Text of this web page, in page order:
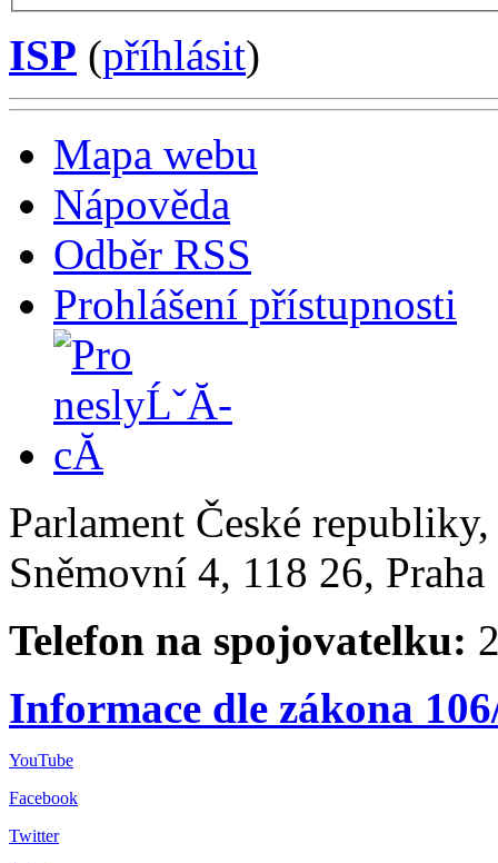
ISP (příhlásit)
Mapa webu
Nápověda
Odběr RSS
Prohlášení přístupnosti
Parlament České
Sněmovní 4, 118 26,
Telefon na spojovatelku:
Informace dle zákona
YouTube
Facebook
Twitter